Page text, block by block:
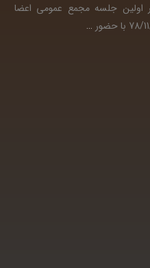
اولین جلسه مجمع عمومی اعضا
…